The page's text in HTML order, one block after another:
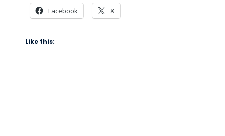
Facebook X
Like this: